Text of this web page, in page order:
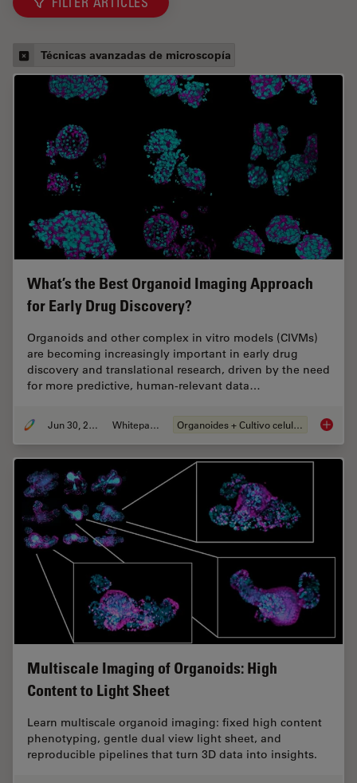
Técnicas avanzadas de microscopía
What’s the Best Organoid Imaging Approach
for Early Drug Discovery?
Organoids and other complex in vitro models (CIVMs)
are becoming increasingly important in early drug
discovery and translational research, driven by the need
for more predictive, human-relevant data…
Jun 30, 2026 Whitepaper Organoides + Cultivo celular 3D
Multiscale Imaging of Organoids: High
Content to Light Sheet
Learn multiscale organoid imaging: fixed high content
phenotyping, gentle dual view light sheet, and
reproducible pipelines that turn 3D data into insights.